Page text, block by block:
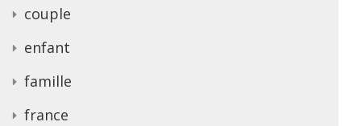
couple
enfant
famille
france